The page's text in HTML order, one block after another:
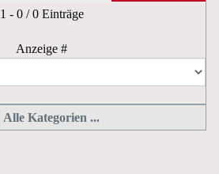
Limite der Paginierungsliste
1 - 0 / 0 Einträge
Anzeige #
Alle Kategorien ...